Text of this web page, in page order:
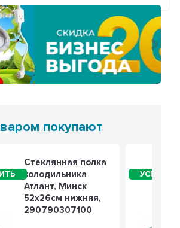
покупают
Стеклянная полка
холодильника
Атлант, Минск
52х26см нижняя,
290790307100